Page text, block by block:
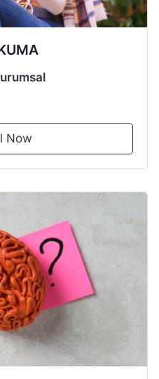
Now